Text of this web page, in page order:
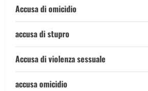
Accusa di omicidio
accusa di stupro
Accusa di violenza sessuale
accusa omicidio